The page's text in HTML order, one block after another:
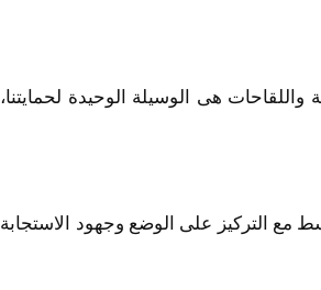
واللقاحات هى الوسيلة الوحيدة لحمايتنا،
التركيز على الوضع وجهود الاستجابة